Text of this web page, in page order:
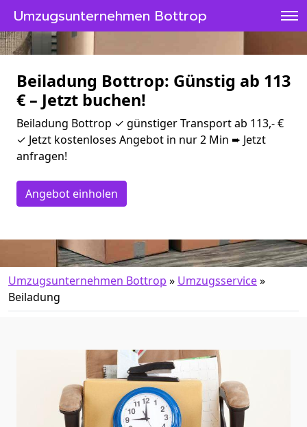
Umzugsunternehmen Bottrop
Beiladung Bottrop: Günstig ab 113
€ – Jetzt buchen!
Beiladung Bottrop ✓ günstiger Transport ab 113,- €
✓ Jetzt kostenloses Angebot in nur 2 Min ➨ Jetzt
anfragen!
Angebot einholen
Umzugsunternehmen Bottrop » Umzugsservice»
Beiladung